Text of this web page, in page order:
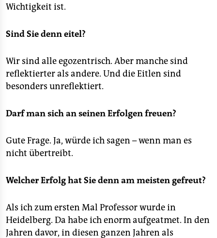
Wichtigkeit ist.
Sind Sie denn eitel?
Wir sind alle egozentrisch. Aber manche sind
reflektierter als andere. Und die Eitlen sind
besonders unreflektiert.
Darf man sich an seinen Erfolgen freuen?
Gute Frage. Ja, würde ich sagen – wenn man es
nicht übertreibt.
Welcher Erfolg hat Sie denn am meisten gefreut?
Als ich zum ersten Mal Professor wurde in
Heidelberg. Da habe ich enorm aufgeatmet. In den
Jahren davor, in diesen ganzen Jahren als